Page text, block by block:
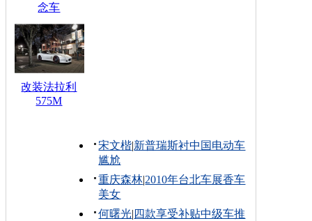
念车
改装法拉利
575M
宋文楷|新普瑞斯衬中国电动车
尴尬
重庆森林|2010年台北车展香车
美女
何曙光| 四款享受补贴中级车推